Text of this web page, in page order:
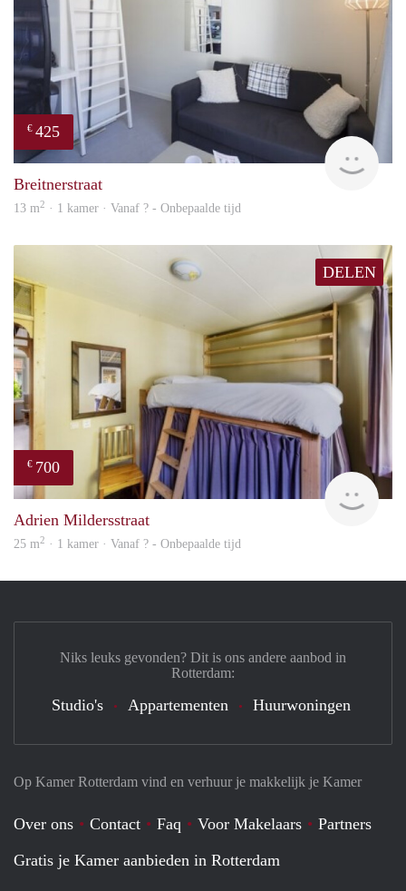
€ 425
Breitnerstraat
13 m2 · 1 kamer · Vanaf ? - Onbepaalde tijd
DELEN
€ 700
Adrien Mildersstraat
25 m2 · 1 kamer · Vanaf ? - Onbepaalde tijd
Op Kamer Rotterdam vind en verhuur je makkelijk je Kamer
Over ons Contact Faq Voor Makelaars
Partners
Gratis je Kamer aanbieden in Rotterdam
Niks leuks gevonden? Dit is ons andere aanbod in
Rotterdam:
Studio's Appartementen Huurwoningen